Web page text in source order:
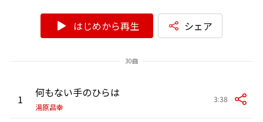
はじめから再生 シェア
30曲
1 何もない手のひらは
湯原昌幸
3:38